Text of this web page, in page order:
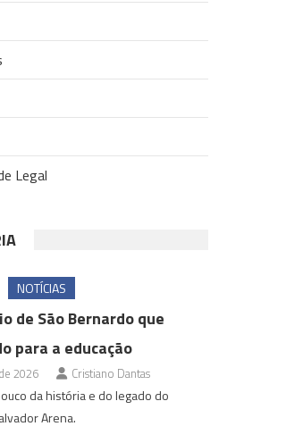
Legal
NOTÍCIAS
de São Bernardo que
para a educação
2026 Cristiano Dantas
da história e do legado do
Arena.